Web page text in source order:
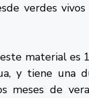
verdes
material es
y tiene una
meses de